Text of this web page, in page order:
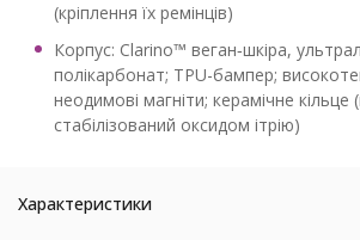
(кріплення їх ремінців)
Корпус: Clarino™ веган‑шкіра,
полікарбонат; TPU-бампер;
неодимові магніти; керамічне кільце
стабілізований оксидом ітрію)
Характеристики